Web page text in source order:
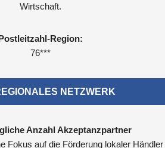
Wirtschaft.
Region:
76***
NETZWERK
Anzahl Akzeptanzpartner
Fokus auf die Förderung lokaler Händler